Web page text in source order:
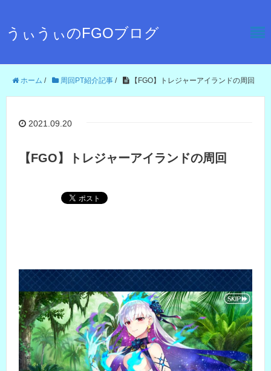
うぃうぃのFGOブログ
ホーム / 周回PT紹介記事 / 【FGO】トレジャーアイランドの周回
2021.09.20
【FGO】トレジャーアイランドの周回